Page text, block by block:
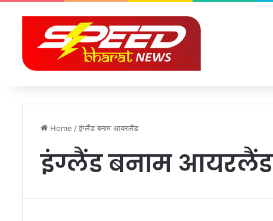
Home /इंग्लैंड बनाम आयरलैंड
इंग्लैंड बनाम आयरलैंड